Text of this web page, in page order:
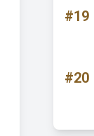
#19
#20